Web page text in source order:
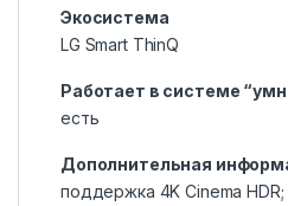
Экосистема
LG Smart ThinQ
Работает в системе
есть
Дополнительная
поддержка 4K Cinema HDR;